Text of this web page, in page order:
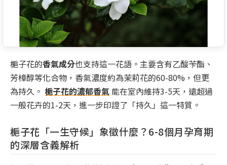
梔子花的香氣成分也支持這一花語。主要含有乙酸苄酯、
芳樟醇等化合物，香氣濃度約為茉莉花的60-80%，但更
為持久。 梔子花的濃郁香氣 能在室內維持3-5天，遠超過
一般花卉的1-2天，進一步印證了「持久」這一特質。
梔子花「一生守候」象徵什麼？6-8個月孕育期
的深層含義解析